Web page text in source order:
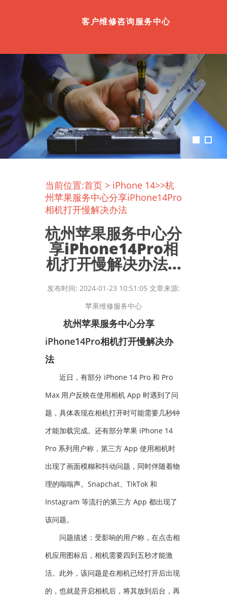
客户维修咨询服务中心
当前位置:首页 > iPhone 14>>杭
州苹果服务中心分享iPhone14Pro
相机打开慢解决办法
杭州苹果服务中心分
享iPhone14Pro相
机打开慢解决办法...
发布时间: 2024-01-23 10:51:05 文章来源:
苹果维修服务中心
杭州苹果服务中心分享
iPhone14Pro相机打开慢解决办
法
近日，有部分 iPhone 14 Pro 和 Pro
Max 用户反映在使用相机 App 时遇到了问
题，具体表现在相机打开时可能需要几秒钟
才能加载完成。还有部分苹果 iPhone 14
Pro 系列用户称，第三方 App 使用相机时
出现了画面模糊和抖动问题，同时伴随着物
理的嗡嗡声。Snapchat、TikTok 和
Instagram 等流行的第三方 App 都出现了
该问题。
问题描述：受影响的用户称，在点击相
机应用图标后，相机需要四到五秒才能激
活。此外，该问题是在相机已经打开后出现
的，也就是开启相机后，将其放到后台，再